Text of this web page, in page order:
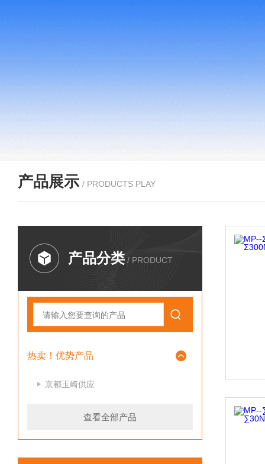
产品展示 / PRODUCTS PLAY
产品分类 / PRODUCT
热卖！优势产品
京都玉崎供应
查看全部产品